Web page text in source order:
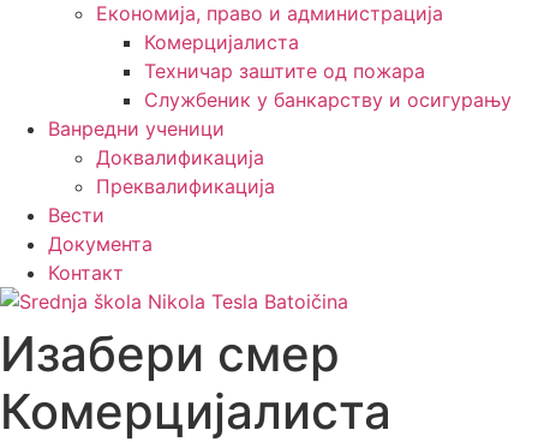
Економија, право и администрација
Комерцијалиста
Техничар заштите од пожара
Службеник у банкарству и осигурању
Ванредни ученици
Доквалификација
Преквалификација
Вести
Документа
Контакт
Изабери смер
Комерцијалиста